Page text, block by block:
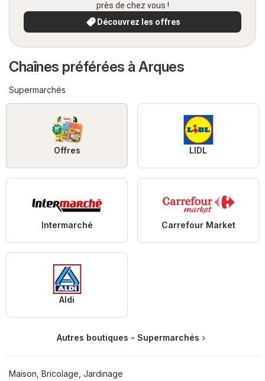
près de chez vous !
Découvrez les offres
Chaînes préférées à Arques
Supermarchés
Offres LIDL
Intermarché Carrefour Market
Aldi
Autres boutiques - Supermarchés
Maison, Bricolage, Jardinage